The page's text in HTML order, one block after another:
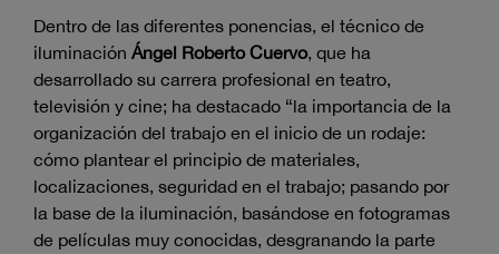
Dentro de las diferentes ponencias, el técnico de
iluminación Ángel Roberto Cuervo, que ha
desarrollado su carrera profesional en teatro,
televisión y cine; ha destacado “la importancia de la
organización del trabajo en el inicio de un rodaje:
cómo plantear el principio de materiales,
localizaciones, seguridad en el trabajo; pasando por
la base de la iluminación, basándose en fotogramas
de películas muy conocidas, desgranando la parte